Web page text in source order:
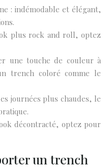
: indémodable et élégant,
plus rock and roll, optez
une touche de couleur à
trench coloré comme le
journées plus chaudes, le
décontracté, optez pour
un trench